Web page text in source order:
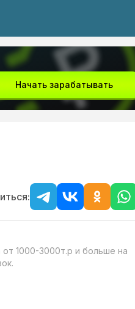
Начать зарабатывать
1000-3000т.р и больше на